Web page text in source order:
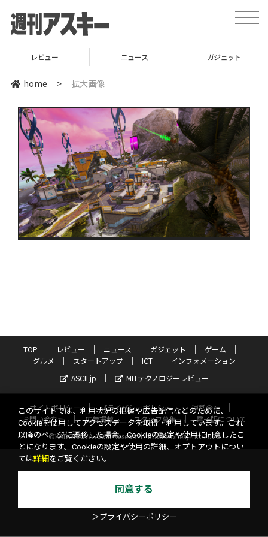
toggle
レビュー ニュース ガジェット
home > 拡大画像
TOP レビュー ニュース ガジェット
ゲーム
グルメ
スタートアップ ICT
インフォメーション
ASCII.jp
MITテクノロジーレビュー
サイトポリシー プライバシーポリシー
運営会社
お問い合わせ
広告掲載 スタッフ募集
電子版について
©KADOKAWA ASCII Research Laboratories, Inc. 2026
このサイトでは、利用状況の把握や広告配信などのために、
Cookieを使用してアクセスデータを取得・利用しています。これ
以降のページに遷移した場合、Cookieの設定や使用に同意したこ
とになります。Cookieの設定や使用の詳細、オプトアウトについ
ては詳細 をご覧ください。
同意する
＞プライバシーポリシー